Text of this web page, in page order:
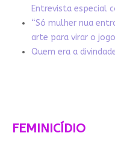
Entrevista especial
“Só mulher nua
arte para virar o jogo
Quem era a
FEMINICÍDIO